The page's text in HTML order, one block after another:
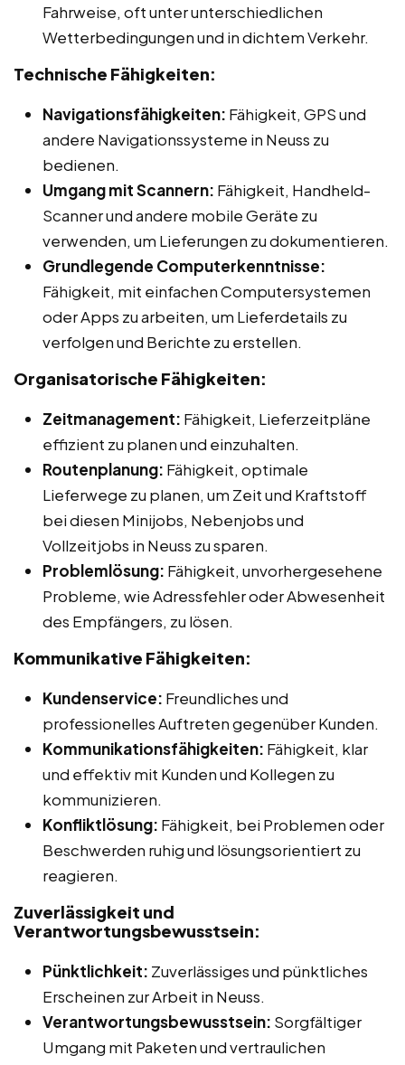
Fahrweise, oft unter unterschiedlichen
Wetterbedingungen und in dichtem Verkehr.
Technische Fähigkeiten:
Navigationsfähigkeiten: Fähigkeit, GPS und
andere Navigationssysteme in Neuss zu
bedienen.
Umgang mit Scannern: Fähigkeit, Handheld-
Scanner und andere mobile Geräte zu
verwenden, um Lieferungen zu dokumentieren.
Grundlegende Computerkenntnisse:
Fähigkeit, mit einfachen Computersystemen
oder Apps zu arbeiten, um Lieferdetails zu
verfolgen und Berichte zu erstellen.
Organisatorische Fähigkeiten:
Zeitmanagement: Fähigkeit, Lieferzeitpläne
effizient zu planen und einzuhalten.
Routenplanung: Fähigkeit, optimale
Lieferwege zu planen, um Zeit und Kraftstoff
bei diesen Minijobs, Nebenjobs und
Vollzeitjobs in Neuss zu sparen.
Problemlösung: Fähigkeit, unvorhergesehene
Probleme, wie Adressfehler oder Abwesenheit
des Empfängers, zu lösen.
Kommunikative Fähigkeiten:
Kundenservice: Freundliches und
professionelles Auftreten gegenüber Kunden.
Kommunikationsfähigkeiten: Fähigkeit, klar
und effektiv mit Kunden und Kollegen zu
kommunizieren.
Konfliktlösung: Fähigkeit, bei Problemen oder
Beschwerden ruhig und lösungsorientiert zu
reagieren.
Zuverlässigkeit und
Verantwortungsbewusstsein:
Pünktlichkeit: Zuverlässiges und pünktliches
Erscheinen zur Arbeit in Neuss.
Verantwortungsbewusstsein: Sorgfältiger
Umgang mit Paketen und vertraulichen